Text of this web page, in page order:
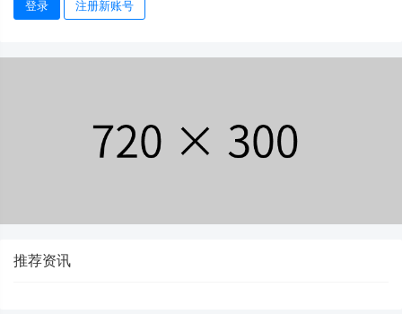
登录 注册新账号
推荐资讯